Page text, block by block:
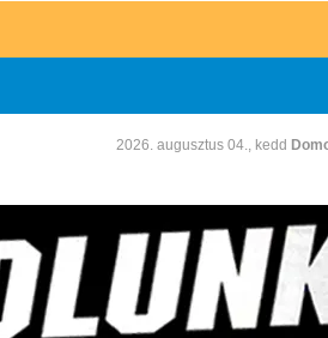
2026. augusztus 04., kedd